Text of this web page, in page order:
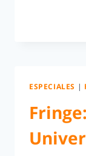
ESPECIALES |